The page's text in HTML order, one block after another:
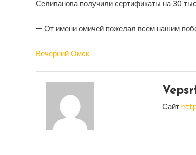
Селиванова получили сертификаты на 30
— От имени омичей пожелал всем нашим
Вечерний Омск
Сайт